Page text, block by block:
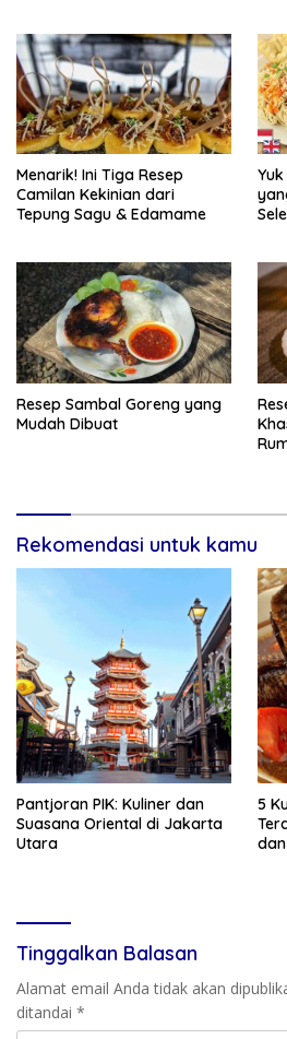
Menarik! Ini Tiga Resep
Camilan Kekinian dari
Tepung Sagu & Edamame
Resep Sambal Goreng yang
Mudah Dibuat
Rekomendasi untuk kamu
Pantjoran PIK: Kuliner dan
Suasana Oriental di Jakarta
Utara
5
Tinggalkan Balasan
Alamat email Anda tidak akan
ditandai *